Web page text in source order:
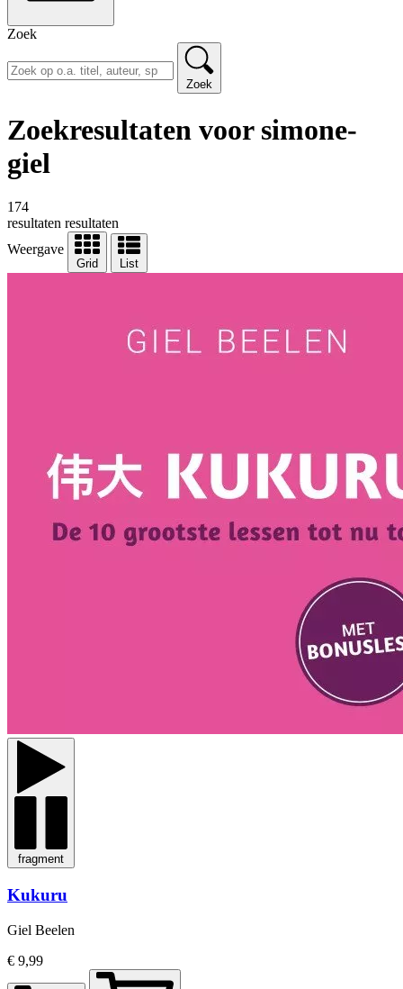
Zoek
Zoek
Zoekresultaten voor simone-
giel
174
resultaten resultaten
Weergave
Grid List
fragment
Kukuru
Giel Beelen
€ 9,99